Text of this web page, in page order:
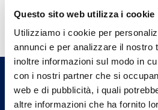
Questo sito web utilizza i cookie
Utilizziamo i cookie per
annunci e per analizzare il nostro
inoltre informazioni sul modo in
con i nostri partner che si
web e di pubblicità, i quali
altre informazioni che ha fornito
Hai bisogno di
informazioni?
Trova l'Agenzia più
un nostro Agente.
Contattaci